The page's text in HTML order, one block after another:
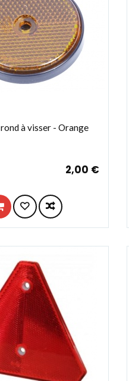
à visser - Orange
2,00 €